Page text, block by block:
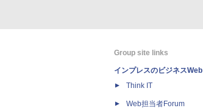
Group site links
インプレスのビジネスWeb
Think IT
Web担当者Forum